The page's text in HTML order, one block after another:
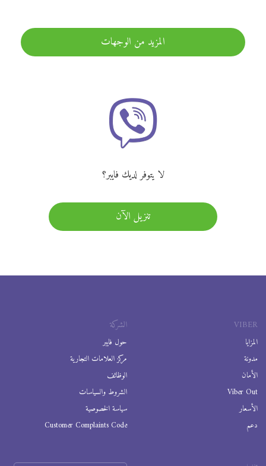
المزيد من الوجهات
لا يتوفر لديك فايبر؟
تنزيل الآن
VIBER
المزايا
مدونة
الأمان
Viber Out
الأسعار
دعم
الشركة
حول فايبر
مركز العلامات التجارية
الوظائف
الشروط والسياسات
سياسة الخصوصية
Customer Complaints Code